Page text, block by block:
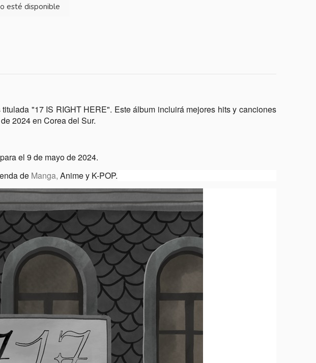
"17 IS RIGHT HERE". Este álbum incluirá mejores hits y canciones
2024 en Corea del Sur.
el 9 de mayo de 2024.
de Manga, Anime y K-POP.